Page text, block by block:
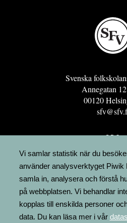
Svenska
Annegatan
00120
GRO
Vi samlar statistik när du
använder analysverktyget Piwik
samla in, analysera och förstå
på webbplatsen. Vi behandlar
kopplas till enskilda personer
data. Du kan läsa mer i vår